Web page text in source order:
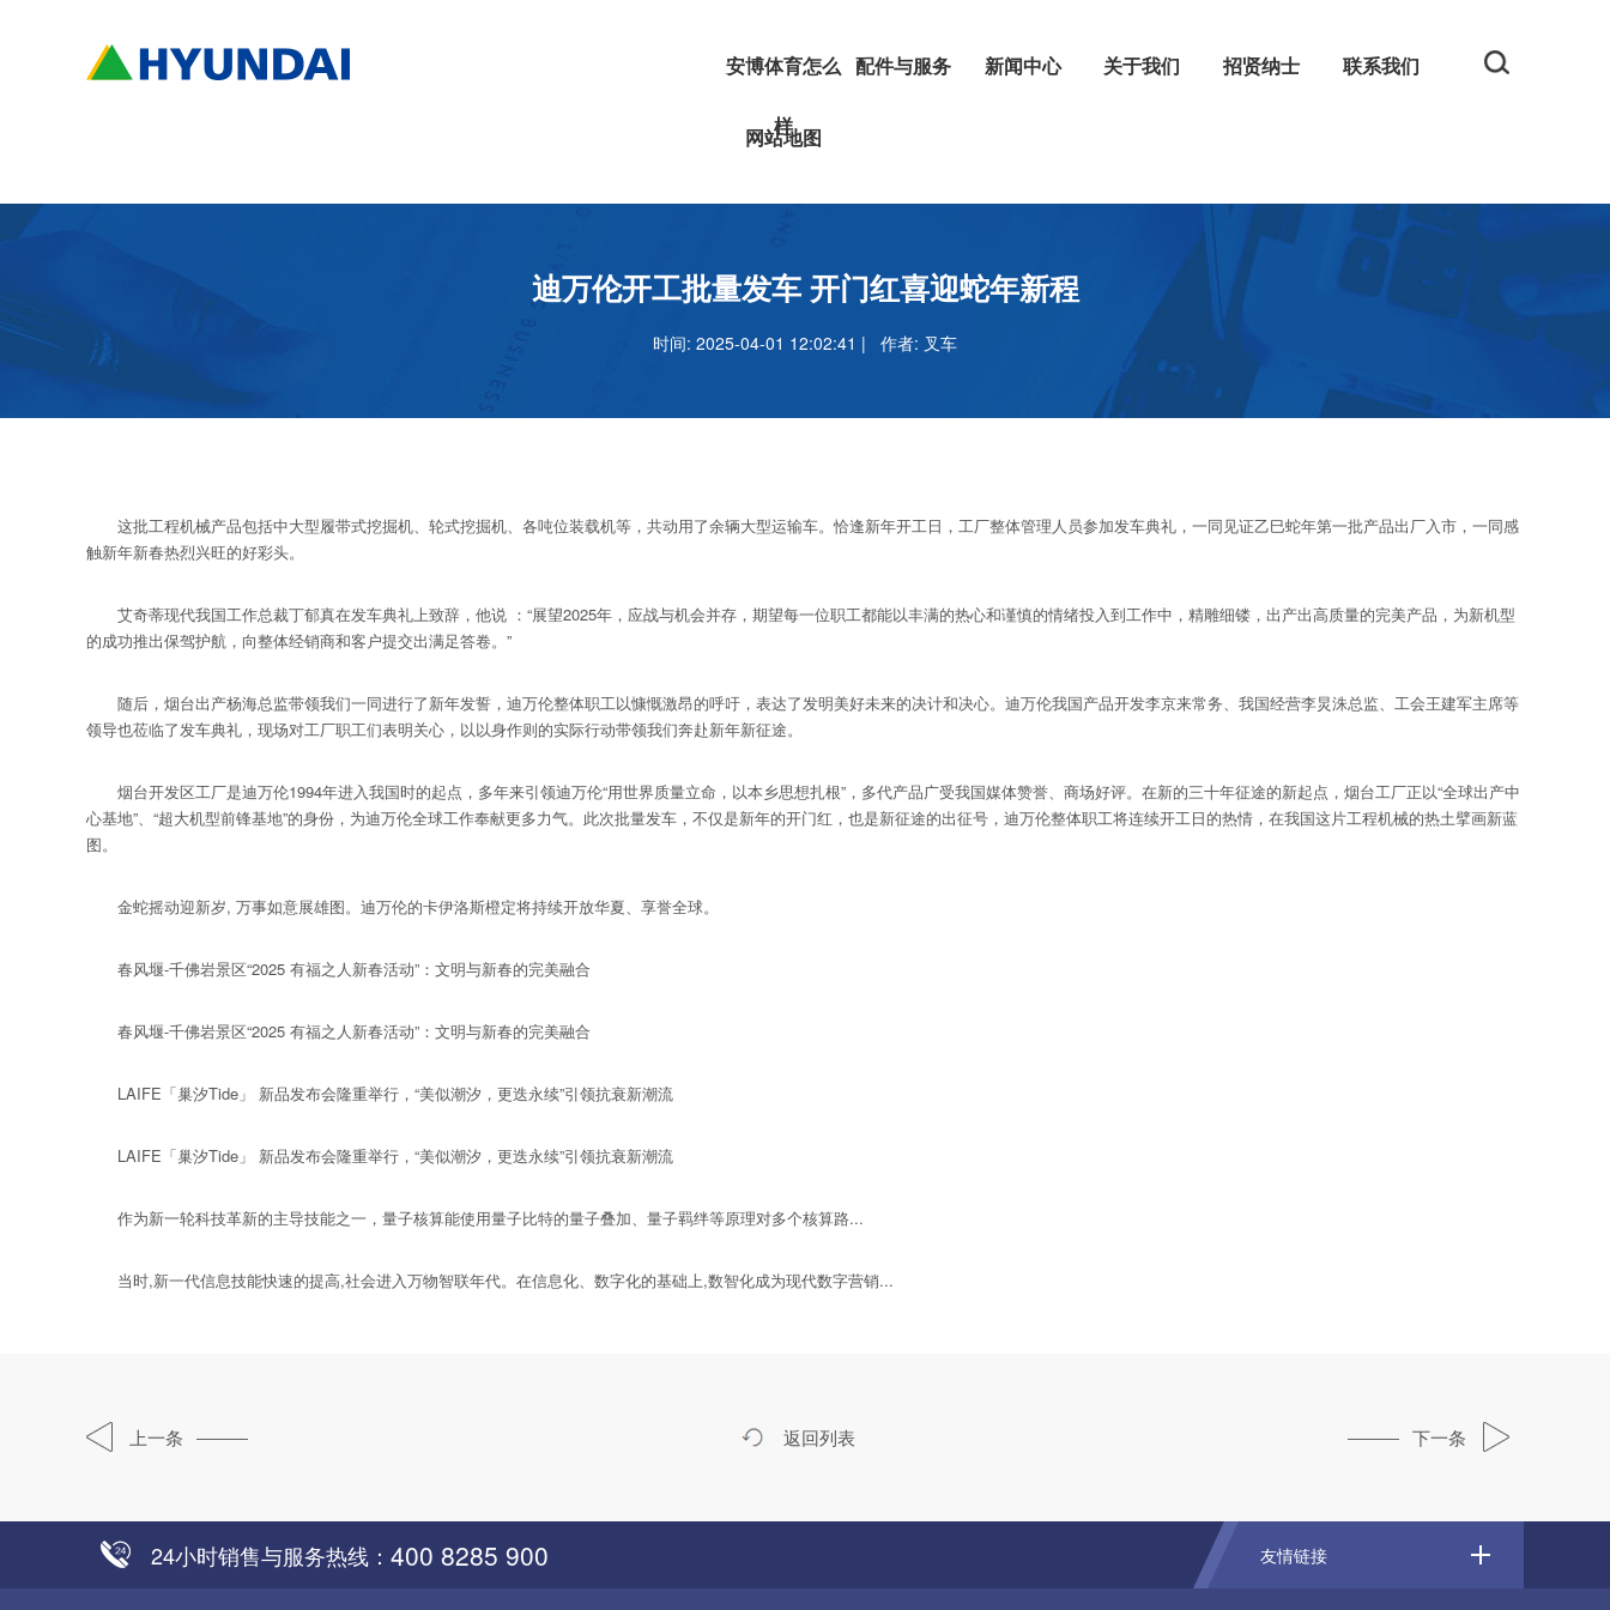
安博体育怎么
样
挖掘机
配件与服务 新闻中心
安博足球官网
关于我们 招贤纳士 联系我们
网站地图
迪万伦开工批量发车 开门红喜迎蛇年新程
时间: 2025-04-01 12:02:41 | 作者: 叉车
这批工程机械产品包括中大型履带式挖掘机、轮式挖掘机、各吨位装载机等，共动用了余辆大型运输车。恰逢新年开工日，工厂整体管理人员参加发车典礼，一同见证乙巳蛇年第一批产品出厂入市，一同感
触新年新春热烈兴旺的好彩头。
艾奇蒂现代我国工作总裁丁郁真在发车典礼上致辞，他说 ：“展望2025年，应战与机会并存，期望每一位职工都能以丰满的热心和谨慎的情绪投入到工作中，精雕细镂，出产出高质量的完美产品，为新机型
的成功推出保驾护航，向整体经销商和客户提交出满足答卷。”
随后，烟台出产杨海总监带领我们一同进行了新年发誓，迪万伦整体职工以慷慨激昂的呼吁，表达了发明美好未来的决计和决心。迪万伦我国产品开发李京来常务、我国经营李炅洙总监、工会王建军主席等
领导也莅临了发车典礼，现场对工厂职工们表明关心，以以身作则的实际行动带领我们奔赴新年新征途。
烟台开发区工厂是迪万伦1994年进入我国时的起点，多年来引领迪万伦“用世界质量立命，以本乡思想扎根”，多代产品广受我国媒体赞誉、商场好评。在新的三十年征途的新起点，烟台工厂正以“全球出产中
心基地”、“超大机型前锋基地”的身份，为迪万伦全球工作奉献更多力气。此次批量发车，不仅是新年的开门红，也是新征途的出征号，迪万伦整体职工将连续开工日的热情，在我国这片工程机械的热土擘画新蓝
图。
金蛇摇动迎新岁, 万事如意展雄图。迪万伦的卡伊洛斯橙定将持续开放华夏、享誉全球。
春风堰-千佛岩景区“2025 有福之人新春活动”：文明与新春的完美融合
春风堰-千佛岩景区“2025 有福之人新春活动”：文明与新春的完美融合
LAIFE「巢汐Tide」 新品发布会隆重举行，“美似潮汐，更迭永续”引领抗衰新潮流
LAIFE「巢汐Tide」 新品发布会隆重举行，“美似潮汐，更迭永续”引领抗衰新潮流
作为新一轮科技革新的主导技能之一，量子核算能使用量子比特的量子叠加、量子羁绊等原理对多个核算路...
当时,新一代信息技能快速的提高,社会进入万物智联年代。在信息化、数字化的基础上,数智化成为现代数字营销...
上一条 返回列表 下一条
24小时销售与服务热线： 400 8285 900 友情链接